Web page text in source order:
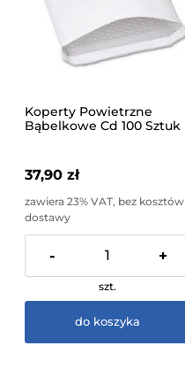
Koperty Powietrzne
Bąbelkowe Cd 100 Sztuk
37,90 zł
zawiera 23% VAT, bez kosztów
dostawy
- +
szt.
do koszyka